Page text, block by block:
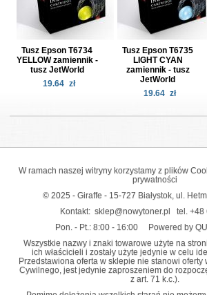
Tusz Epson T6734
YELLOW zamiennik -
tusz JetWorld
19.64 zł
Tusz Epson T6735
LIGHT CYAN
zamiennik - tusz
JetWorld
19.64 zł
W ramach naszej witryny korzystamy z plików
prywatności
© 2025 - Giraffe - 15-727 Białystok, ul.
Kontakt: sklep@nowytoner.pl tel. +48
Pon. - Pt.: 8:00 - 16:00
Powered by
Wszystkie nazwy i znaki towarowe użyte na
ich właścicieli i zostały użyte jedynie w celu
Przedstawiona oferta w sklepie nie stanowi oferty
Cywilnego, jest jedynie zaproszeniem do
z art. 71 k.c.).